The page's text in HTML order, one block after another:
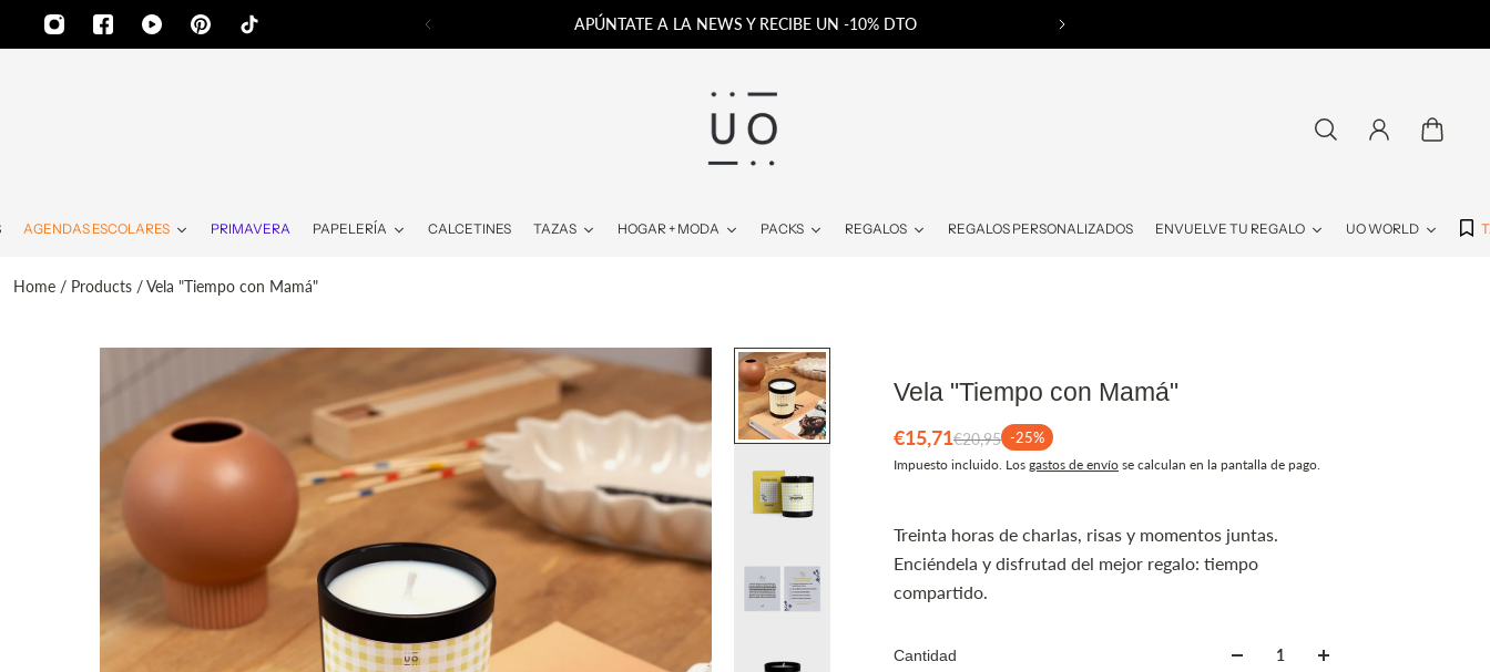
CONTENIDO APÚNTATE A LA NEWS Y RECIBE UN -10% DTO
AGENDAS ESCOLARES PRIMAVERA PAPELERÍA CALCETINES TAZAS HOGAR + MODA PACKS REGALOS REGALOS PERSONALIZADOS ENVUELVE TU REGALO UO WORLD
Home / Products /Vela "Tiempo con Mamá"
Vela "Tiempo con Mamá"
€15,71€20,95 -25%
Impuesto incluido. Los gastos de envío se calculan en la pantalla de pago.
Treinta horas de charlas, risas y momentos juntas.
Enciéndela y disfrutad del mejor regalo: tiempo
compartido.
Cantidad